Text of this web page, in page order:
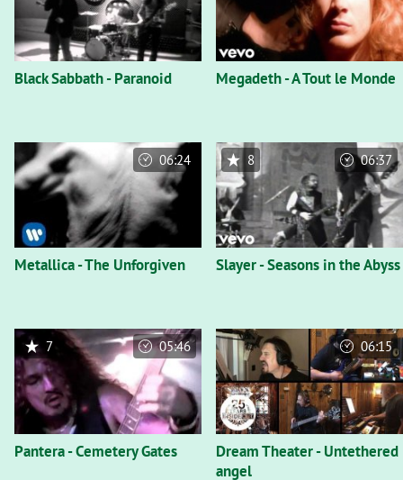
Black Sabbath - Paranoid Megadeth - A Tout le Monde
Metallica - The Unforgiven
06:24
Slayer - Seasons in the Abyss
8 06:37
Pantera - Cemetery Gates
7 05:46
Dream Theater - Untethered
angel
06:15